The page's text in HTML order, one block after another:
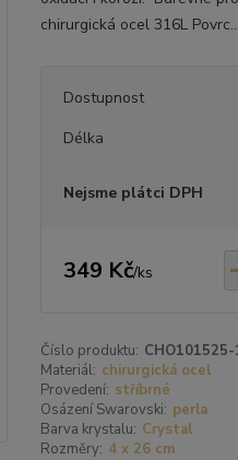
chirurgická ocel 316L Povrc...
Dostupnost
Délka
Nejsme plátci DPH
349 Kč/ks
Číslo produktu: CHO101525-
Materiál: chirurgická ocel
Provedení: stříbrné
Osázení Swarovski: perla
Barva krystalu: Crystal
Rozměry: 4 x 26 cm